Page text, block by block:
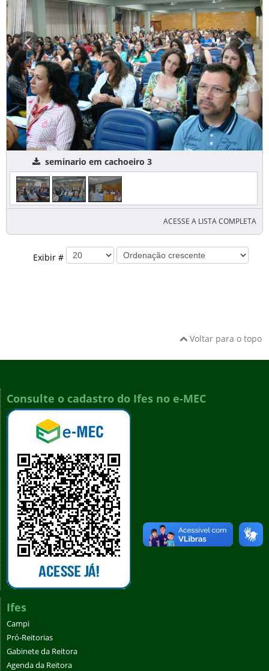
seminario em cachoeiro 3
ACESSE A LISTA COMPLETA
Exibir #
Voltar para o topo
Consulte o cadastro do Ifes no e-MEC
Ifes
Campi
Pró-Reitorias
Gabinete da Reitora
Agenda da Reitora